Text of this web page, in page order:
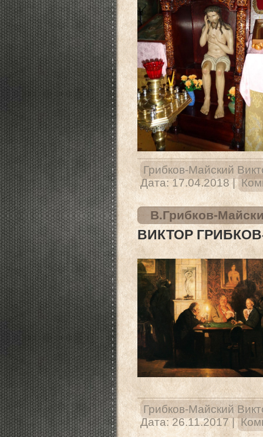
Грибков-Майский
Дата: 17.04.2018 |
В.Грибков-
ВИКТОР
Грибков-Майский
Дата: 26.11.2017 |